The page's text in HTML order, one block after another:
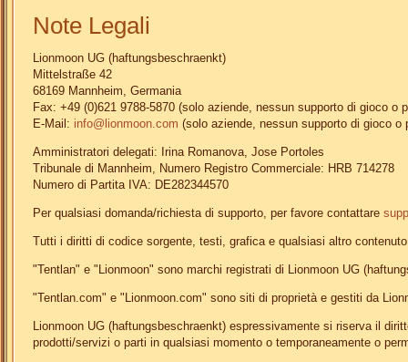
Note Legali
Lionmoon UG (haftungsbeschraenkt)
Mittelstraße 42
68169 Mannheim, Germania
Fax: +49 (0)621 9788-5870 (solo aziende, nessun supporto di gioco o
E-Mail: info@lionmoon.com (solo aziende, nessun supporto di gioco o
Amministratori delegati: Irina Romanova, Jose Portoles
Tribunale di Mannheim, Numero Registro Commerciale: HRB 714278
Numero di Partita IVA: DE282344570
Per qualsiasi domanda/richiesta di supporto, per favore contattare
Tutti i diritti di codice sorgente, testi, grafica e qualsiasi altro
"Tentlan" e "Lionmoon" sono marchi registrati di Lionmoon UG
"Tentlan.com" e "Lionmoon.com" sono siti di proprietà e gestiti da
Lionmoon UG (haftungsbeschraenkt) espressivamente si riserva il
prodotti/servizi o parti in qualsiasi momento o temporaneamente o